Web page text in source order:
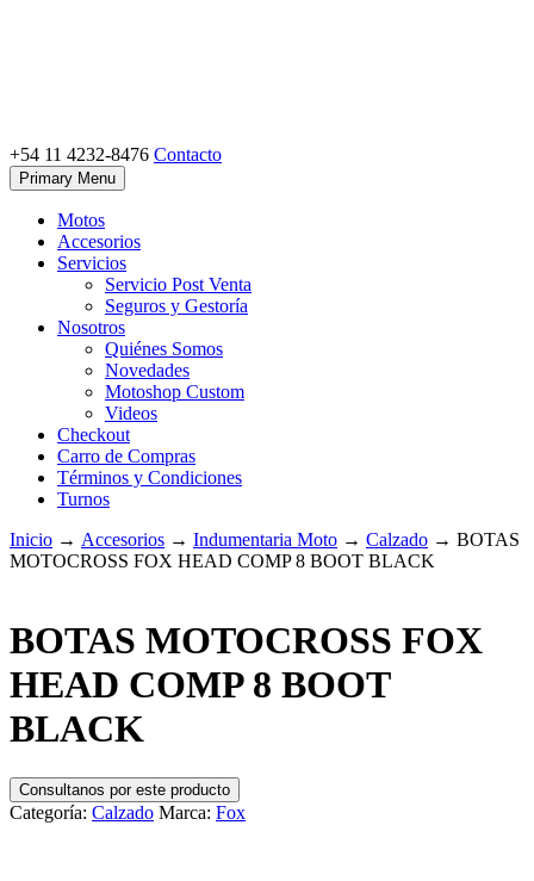
Motoshop Ezeiza
Motos y Accesorios
+54 11 4232-8476 Contacto
Primary Menu
Motos
Accesorios
Servicios
Servicio Post Venta
Seguros y Gestoría
Nosotros
Quiénes Somos
Novedades
Motoshop Custom
Videos
Checkout
Carro de Compras
Términos y Condiciones
Turnos
Inicio → Accesorios → Indumentaria Moto → Calzado → BOTAS
MOTOCROSS FOX HEAD COMP 8 BOOT BLACK
BOTAS MOTOCROSS FOX
HEAD COMP 8 BOOT
BLACK
Consultanos por este producto
Categoría: Calzado Marca: Fox